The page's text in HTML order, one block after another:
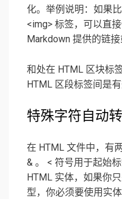
化。举例说明：如果
<img> 标签，可以直
Markdown 提供的链
和处在 HTML 区块标
HTML 区段标签间是有
特殊字符自动
在 HTML 文件中，有
& 。 < 符号用于起始
HTML 实体，如果你
型，你必须要使用实